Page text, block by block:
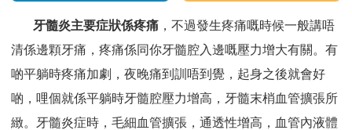
牙髓炎主要症狀係疼痛 ，不過發生疼痛嘅時候一般講唔
清係邊顆牙痛，疼痛係同你牙髓腔入邊嘅壓力增大有關。有
啲平躺時疼痛加劇，夜晚痛到訓唔到覺，起身之後就會好
啲，哩個就係平躺時牙髓腔壓力增高，牙髓末梢血管擴張所
緻。牙髓炎症時，毛細血管擴張，通透性增高，血管內液體